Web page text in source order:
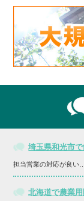
埼玉県和光市
担当営業の対応が良い
北海道で農業